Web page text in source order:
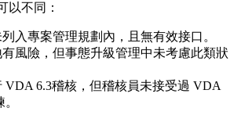
以不同：
入專案管理規劃內，且無有效接口。
風險，但事態升級管理中未考慮此類狀
VDA 6.3稽核，但稽核員未接受過 VDA